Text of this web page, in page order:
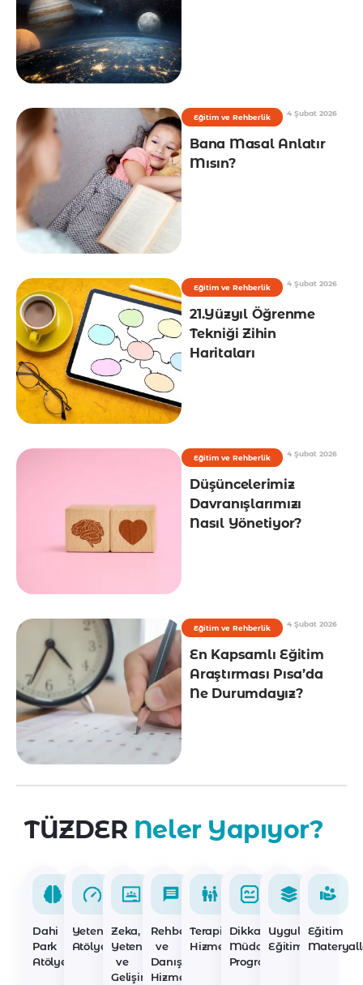
Eğitim ve Rehberlik 4 Şubat 2026
Bana Masal Anlatır
Mısın?
Eğitim ve Rehberlik 4 Şubat 2026
21.Yüzyıl Öğrenme
Tekniği Zihin
Haritaları
Eğitim ve Rehberlik 4 Şubat 2026
Düşüncelerimiz
Davranışlarımızı
Nasıl Yönetiyor?
Eğitim ve Rehberlik 4 Şubat 2026
En Kapsamlı Eğitim
Araştırması Pısa’da
Ne Durumdayız?
TÜZDER Neler Yapıyor?
Dahi
Park
Atölyeleri
Yetenek
Atölyeleri
Zeka,
Yetenek
ve
Gelişim
Rehberlik
ve
Danışmanlık
Hizmetleri
Terapi
Hizmetleri
Dikkat
Müdahale
Programları
Uygulayıcı
Eğitimleri
Eğitim